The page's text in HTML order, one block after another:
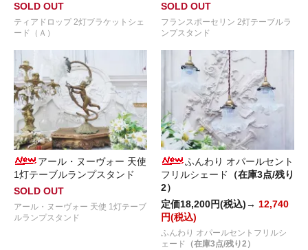
SOLD OUT
ティアドロップ 2灯ブラケットシェ
ード（Ａ）
SOLD OUT
フランスポーセリン 2灯テーブルラ
ンプスタンド
アール・ヌーヴォー 天使
1灯テーブルランプスタンド
SOLD OUT
アール・ヌーヴォー 天使 1灯テーブ
ルランプスタンド
ふんわり オパールセント
フリルシェード
（在庫3点/残り
2）
定価18,200円(税込)→ 12,740
円(税込)
ふんわり オパールセントフリルシ
ェード
（在庫3点/残り2）